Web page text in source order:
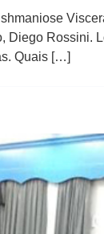
Diego Rossini.
Quais […]